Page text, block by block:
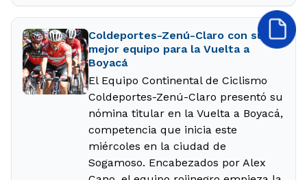
Coldeportes-Zenú-Claro con su
mejor equipo para la Vuelta a
Boyacá
El Equipo Continental de Ciclismo
Coldeportes-Zenú-Claro presentó su
nómina titular en la Vuelta a Boyacá,
competencia que inicia este
miércoles en la ciudad de
Sogamoso. Encabezados por Alex